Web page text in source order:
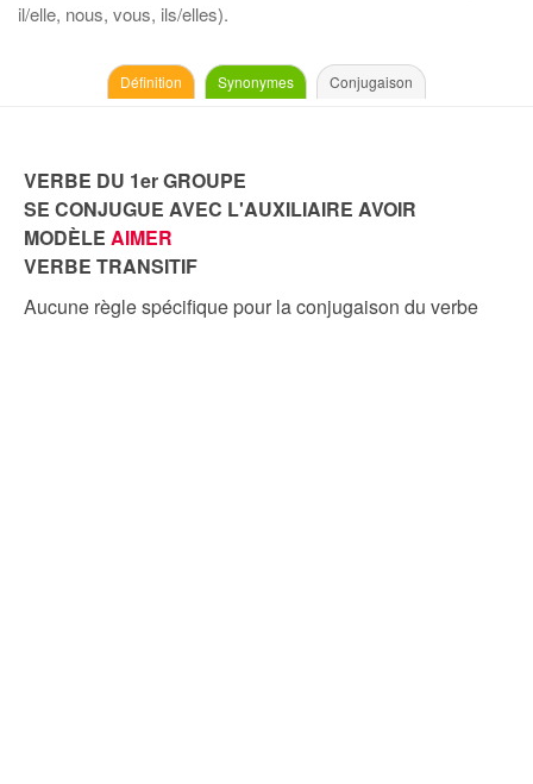
il/elle, nous, vous, ils/elles).
Définition Synonymes Conjugaison
VERBE DU 1er GROUPE
SE CONJUGUE AVEC L'AUXILIAIRE AVOIR
MODÈLE AIMER
VERBE TRANSITIF
Aucune règle spécifique pour la conjugaison du verbe